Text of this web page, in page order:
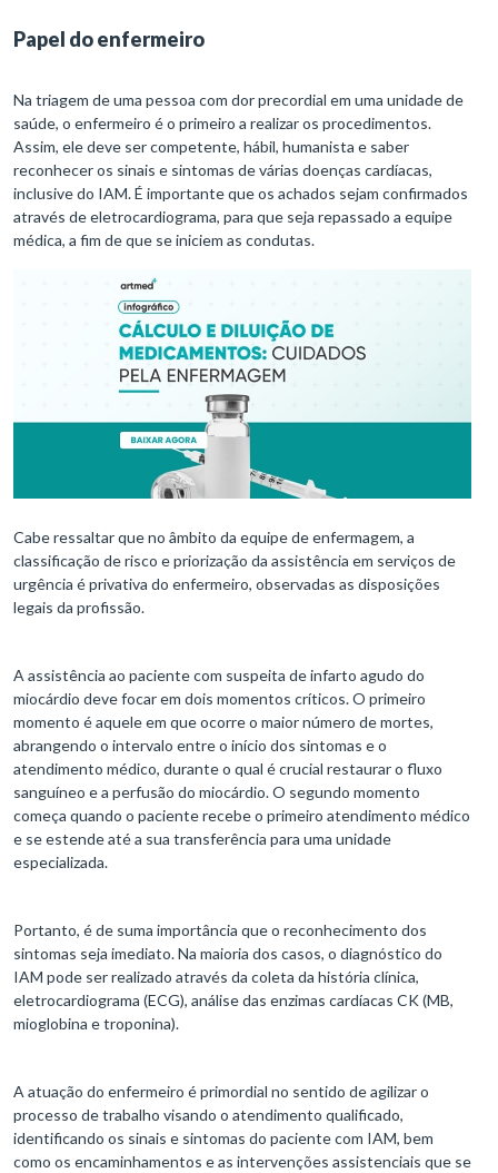
Papel do enfermeiro
Na triagem de uma pessoa com dor precordial em uma unidade de
saúde, o enfermeiro é o primeiro a realizar os procedimentos.
Assim, ele deve ser competente, hábil, humanista e saber
reconhecer os sinais e sintomas de várias doenças cardíacas,
inclusive do IAM. É importante que os achados sejam confirmados
através de eletrocardiograma, para que seja repassado a equipe
médica, a fim de que se iniciem as condutas.
Cabe ressaltar que no âmbito da equipe de enfermagem, a
classificação de risco e priorização da assistência em serviços de
urgência é privativa do enfermeiro, observadas as disposições
legais da profissão.
A assistência ao paciente com suspeita de infarto agudo do
miocárdio deve focar em dois momentos críticos. O primeiro
momento é aquele em que ocorre o maior número de mortes,
abrangendo o intervalo entre o início dos sintomas e o
atendimento médico, durante o qual é crucial restaurar o fluxo
sanguíneo e a perfusão do miocárdio. O segundo momento
começa quando o paciente recebe o primeiro atendimento médico
e se estende até a sua transferência para uma unidade
especializada.
Portanto, é de suma importância que o reconhecimento dos
sintomas seja imediato. Na maioria dos casos, o diagnóstico do
IAM pode ser realizado através da coleta da história clínica,
eletrocardiograma (ECG), análise das enzimas cardíacas CK (MB,
mioglobina e troponina).
A atuação do enfermeiro é primordial no sentido de agilizar o
processo de trabalho visando o atendimento qualificado,
identificando os sinais e sintomas do paciente com IAM, bem
como os encaminhamentos e as intervenções assistenciais que se